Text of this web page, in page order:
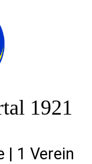
1921
| 1 Verein